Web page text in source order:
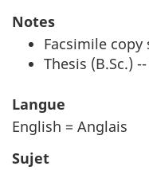
Notes
Facsimile
Thesis (B.Sc.)
Langue
English = Anglais
Sujet